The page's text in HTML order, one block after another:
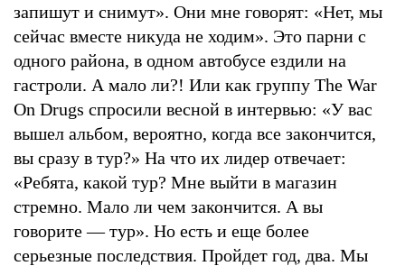
запишут и снимут». Они мне говорят: «Нет, мы
сейчас вместе никуда не ходим». Это парни с
одного района, в одном автобусе ездили на
гастроли. А мало ли?! Или как группу The War
On Drugs спросили весной в интервью: «У вас
вышел альбом, вероятно, когда все закончится,
вы сразу в тур?» На что их лидер отвечает:
«Ребята, какой тур? Мне выйти в магазин
стремно. Мало ли чем закончится. А вы
говорите — тур». Но есть и еще более
серьезные последствия. Пройдет год, два. Мы